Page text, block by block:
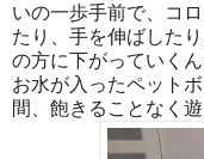
いの一歩手前で、コ
たり、手を伸ばした
の方に下がっていくん
お水が入ったペット
間、飽きることなく